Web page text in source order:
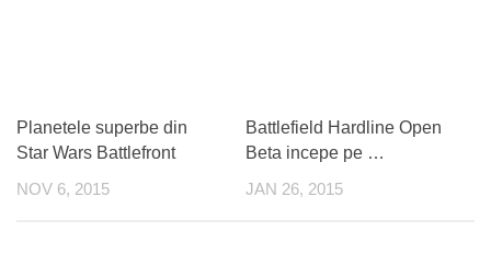
Planetele superbe din
Star Wars Battlefront
NOV 6, 2015
Battlefield Hardline Open
Beta incepe pe …
JAN 26, 2015